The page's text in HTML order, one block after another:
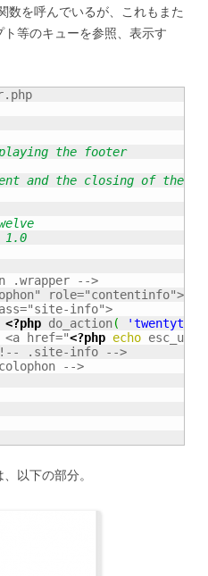
を呼んでいるが、これもまた
等のキューを参照、表示す
the footer
and the closing of the
1.0
<?php do_action(
			<a href="
<?php echo esc_url
以下の部分。